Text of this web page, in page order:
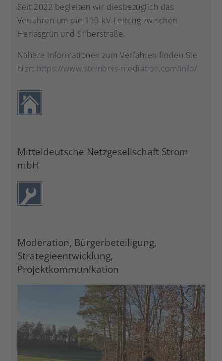
Seit 2022 begleiten wir diesbezüglich das
Verfahren um die 110-kV-Leitung zwischen
Herlasgrün und Silberstraße.
Nähere Informationen zum Verfahren finden Sie
hier: https://www.steinbeis-mediation.com/info/
Mitteldeutsche Netzgesellschaft Strom
mbH
Moderation, Bürgerbeteiligung,
Strategieentwicklung,
Projektkommunikation